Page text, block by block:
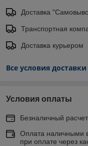
Доставка
Транспортная
Доставка курьером
Все условия доставки
Условия оплаты
Безналичный расчет
Оплата наличными
при оплате через